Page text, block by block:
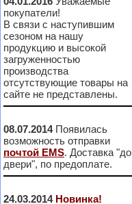
покупатели!
В связи с наступившим
сезоном на нашу
продукцию и высокой
загруженностью
производства
отсутствующие товары на
сайте не представлены.
08.07.2014Появилась
возможность отправки
почтой EMS. Доставка "до
двери", по предоплате.
24.03.2014 Новинка!